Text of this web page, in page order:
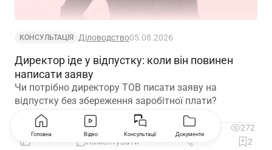
КОНСУЛЬТАЦІЯ Діловодство05.08.2026
Директор іде у відпустку: коли він повинен
написати заяву
Чи потрібно директору ТОВ писати заяву на
відпустку без збереження заробітної плати?
272
Коментувати
2
Головна Відео Консультації Документи